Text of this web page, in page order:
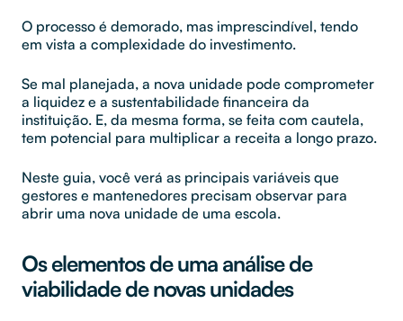
O processo é demorado, mas imprescindível, tendo
em vista a complexidade do investimento.
Se mal planejada, a nova unidade pode comprometer
a liquidez e a sustentabilidade financeira da
instituição. E, da mesma forma, se feita com cautela,
tem potencial para multiplicar a receita a longo prazo.
Neste guia, você verá as principais variáveis que
gestores e mantenedores precisam observar para
abrir uma nova unidade de uma escola.
Os elementos de uma análise de
viabilidade de novas unidades